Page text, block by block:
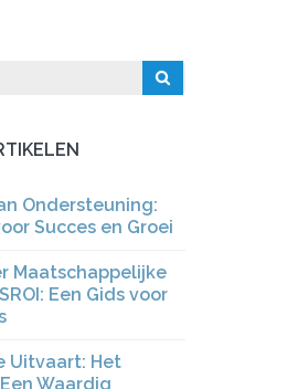
Ondersteuning:
Succes en Groei
Maatschappelijke
Een Gids voor
Uitvaart: Het
Waardig